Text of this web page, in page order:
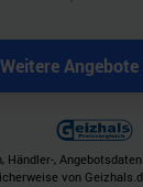
Weitere
Händler-,
von